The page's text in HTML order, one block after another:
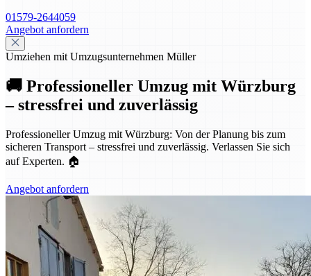
01579-2644059
Angebot anfordern
Umziehen mit Umzugsunternehmen Müller
🚚 Professioneller Umzug mit Würzburg
– stressfrei und zuverlässig
Professioneller Umzug mit Würzburg: Von der Planung bis zum
sicheren Transport – stressfrei und zuverlässig. Verlassen Sie sich
auf Experten. 🏠
Angebot anfordern